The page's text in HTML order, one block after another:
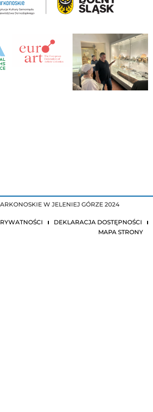
W JELENIEJ GÓRZE 2024
DEKLARACJA DOSTĘPNOŚCI
MAPA STRONY